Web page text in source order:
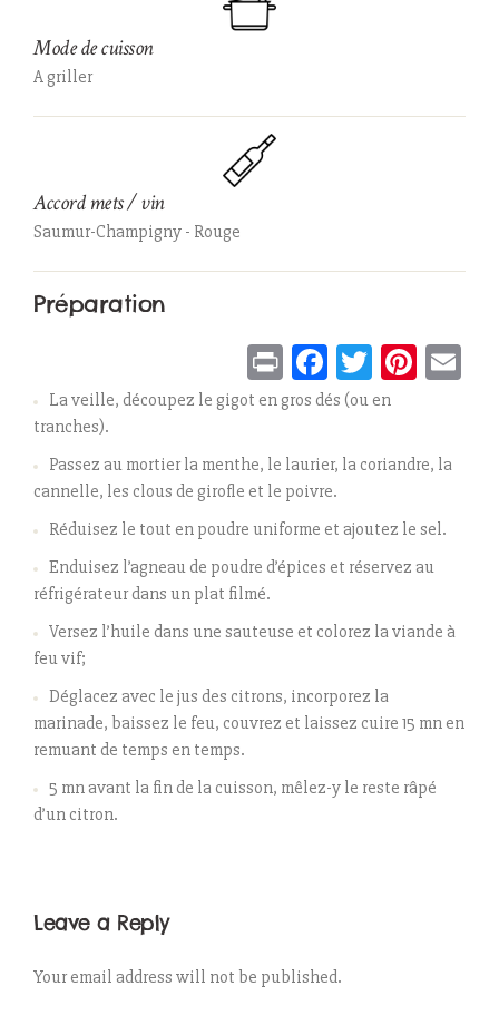
Mode de cuisson
A griller
Accord mets / vin
Saumur-Champigny - Rouge
Préparation
PrintFacebook
Twitter
La veille, découpez le gigot en gros dés (ou en
tranches).
Passez au mortier la menthe, le laurier, la coriandre, la
cannelle, les clous de girofle et le poivre.
Réduisez le tout en poudre uniforme et ajoutez le sel.
Enduisez l’agneau de poudre d’épices et réservez au
réfrigérateur dans un plat filmé.
Versez l’huile dans une sauteuse et colorez la viande à
feu vif;
Déglacez avec le jus des citrons, incorporez la
marinade, baissez le feu, couvrez et laissez cuire 15 mn en
remuant de temps en temps.
5 mn avant la fin de la cuisson, mêlez-y le reste râpé
d’un citron.
Leave a Reply
Your email address will not be published.